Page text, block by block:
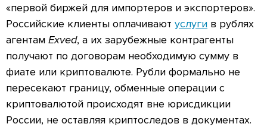
«первой биржей для импортеров и экспортеров».
Российские клиенты оплачивают услуги в рублях
агентам Exved, а их зарубежные контрагенты
получают по договорам необходимую сумму в
фиате или криптовалюте. Рубли формально не
пересекают границу, обменные операции с
криптовалютой происходят вне юрисдикции
России, не оставляя криптоследов в документах.